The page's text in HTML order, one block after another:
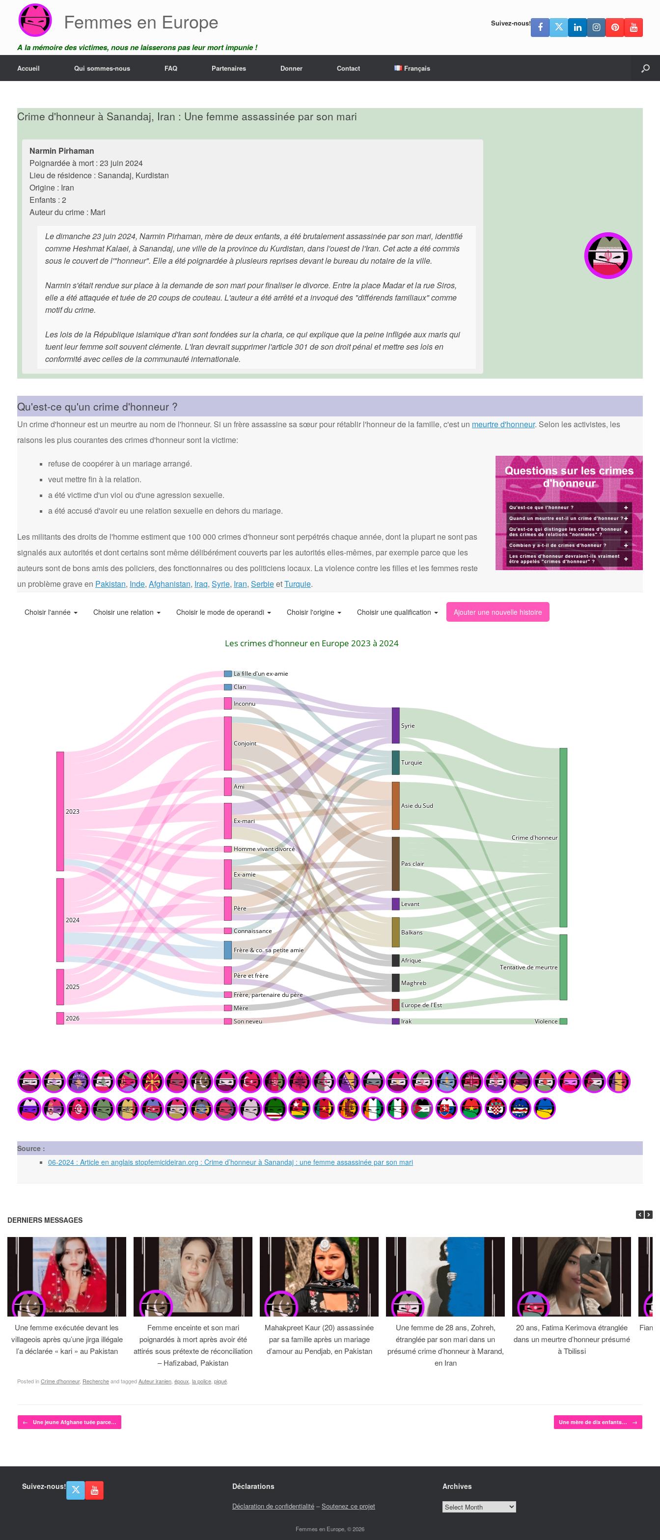
content
Femmes en Europe
A la mémoire des victimes, nous ne laisserons pas leur mort impunie !
Suivez-nous!
Accueil Qui sommes-nous FAQ Partenaires Donner Contact Français
Crime d'honneur à Sanandaj, Iran : Une femme assassinée par son mari
Narmin Pirhaman
Poignardée à mort : 23 juin 2024
Lieu de résidence : Sanandaj, Kurdistan
Origine : Iran
Enfants : 2
Auteur du crime : Mari
Le dimanche 23 juin 2024, Narmin Pirhaman, mère de deux enfants, a été brutalement assassinée par son mari, identifié
comme Heshmat Kalaei, à Sanandaj, une ville de la province du Kurdistan, dans l'ouest de l'Iran. Cet acte a été commis
sous le couvert de l'"honneur". Elle a été poignardée à plusieurs reprises devant le bureau du notaire de la ville.
Narmin s'était rendue sur place à la demande de son mari pour finaliser le divorce. Entre la place Madar et la rue Siros,
elle a été attaquée et tuée de 20 coups de couteau. L'auteur a été arrêté et a invoqué des "différends familiaux" comme
motif du crime.
Les lois de la République islamique d'Iran sont fondées sur la charia, ce qui explique que la peine infligée aux maris qui
tuent leur femme soit souvent clémente. L'Iran devrait supprimer l'article 301 de son droit pénal et mettre ses lois en
conformité avec celles de la communauté internationale.
Qu'est-ce qu'un crime d'honneur ?
Un crime d'honneur est un meurtre au nom de l'honneur. Si un frère assassine sa sœur pour rétablir l'honneur de la famille, c'est un meurtre d'honneur. Selon les activistes, les
raisons les plus courantes des crimes d'honneur sont la victime:
refuse de coopérer à un mariage arrangé.
veut mettre fin à la relation.
a été victime d'un viol ou d'une agression sexuelle.
a été accusé d'avoir eu une relation sexuelle en dehors du mariage.
Les militants des droits de l'homme estiment que 100 000 crimes d'honneur sont perpétrés chaque année, dont la plupart ne sont pas
signalés aux autorités et dont certains sont même délibérément couverts par les autorités elles-mêmes, par exemple parce que les
auteurs sont de bons amis des policiers, des fonctionnaires ou des politiciens locaux. La violence contre les filles et les femmes reste
un problème grave en Pakistan, Inde, Afghanistan, Iraq, Syrie, Iran, SerbieetTurquie.
Source :
06-2024 : Article en anglais stopfemicideiran.org : Crime d’honneur à Sanandaj : une femme assassinée par son mari
DERNIERS MESSAGES
Une femme exécutée devant les
villageois après qu’une jirga illégale
l’a déclarée « kari » au Pakistan
Femme enceinte et son mari
poignardés à mort après avoir été
attirés sous prétexte de réconciliation
– Hafizabad, Pakistan
Mahakpreet Kaur (20) assassinée
par sa famille après un mariage
d’amour au Pendjab, en Pakistan
Une femme de 28 ans, Zohreh,
étranglée par son mari dans un
présumé crime d’honneur à Marand,
en Iran
20 ans, Fatima Kerimova étranglée
dans un meurtre d’honneur présumé
à Tbilissi
Posted inCrime d'honneur, Rechercheand taggedAuteur iranien époux la police piqué
Post navigation
← Une jeune Afghane tuée parce… Une mère de dix enfants… →
Suivez-nous! Déclarations
Déclaration de confidentialité–Soutenez ce projet
Archives
Archives
Femmes en Europe, © 2026